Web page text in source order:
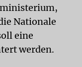
Nationale
eine
werden.